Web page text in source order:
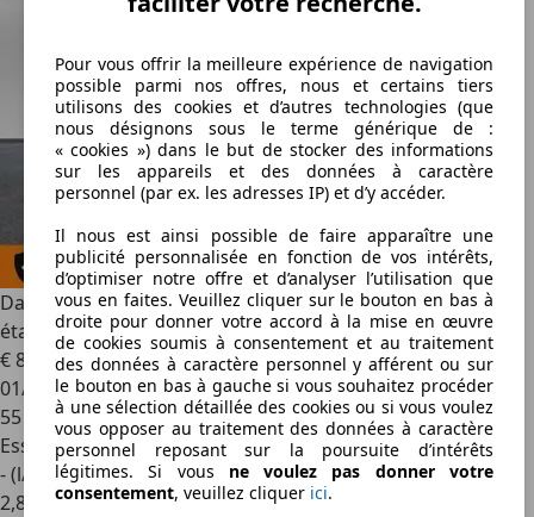
Dacia Duster Phase 2 SUV 1.2 Tce 125 cv,Excellent
état,Finition Prestige,Garantie 12 Mois OFFERT INCLUS
€ 8 990
01/2016
55 000 km
Essence
- (l/100 km)
2,8
Pour vous offrir la meilleure expérience de navigation
possible parmi nos offres, nous et certains tiers
utilisons des cookies et d’autres technologies (que
nous désignons sous le terme générique de :
« cookies ») dans le but de stocker des informations
sur les appareils et des données à caractère
personnel (par ex. les adresses IP) et d’y accéder.
Il nous est ainsi possible de faire apparaître une
publicité personnalisée en fonction de vos intérêts,
d’optimiser notre offre et d’analyser l’utilisation que
vous en faites. Veuillez cliquer sur le bouton en bas à
droite pour donner votre accord à la mise en œuvre
de cookies soumis à consentement et au traitement
des données à caractère personnel y afférent ou sur
le bouton en bas à gauche si vous souhaitez procéder
à une sélection détaillée des cookies ou si vous voulez
vous opposer au traitement des données à caractère
personnel reposant sur la poursuite d’intérêts
légitimes. Si vous ne voulez pas donner votre
consentement, veuillez cliquer ici.